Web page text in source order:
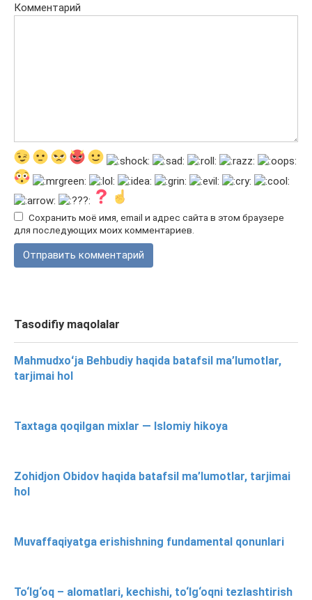
Комментарий
Сохранить моё имя, email и адрес сайта в этом браузере
для последующих моих комментариев.
Tasodifiy maqolalar
Mahmudxoʻja Behbudiy haqida batafsil ma’lumotlar,
tarjimai hol
Taxtaga qoqilgan mixlar — Islomiy hikoya
Zohidjon Obidov haqida batafsil ma’lumotlar, tarjimai
hol
Muvaffaqiyatga erishishning fundamental qonunlari
To‘lg‘oq – alomatlari, kechishi, to‘lg‘oqni tezlashtirish